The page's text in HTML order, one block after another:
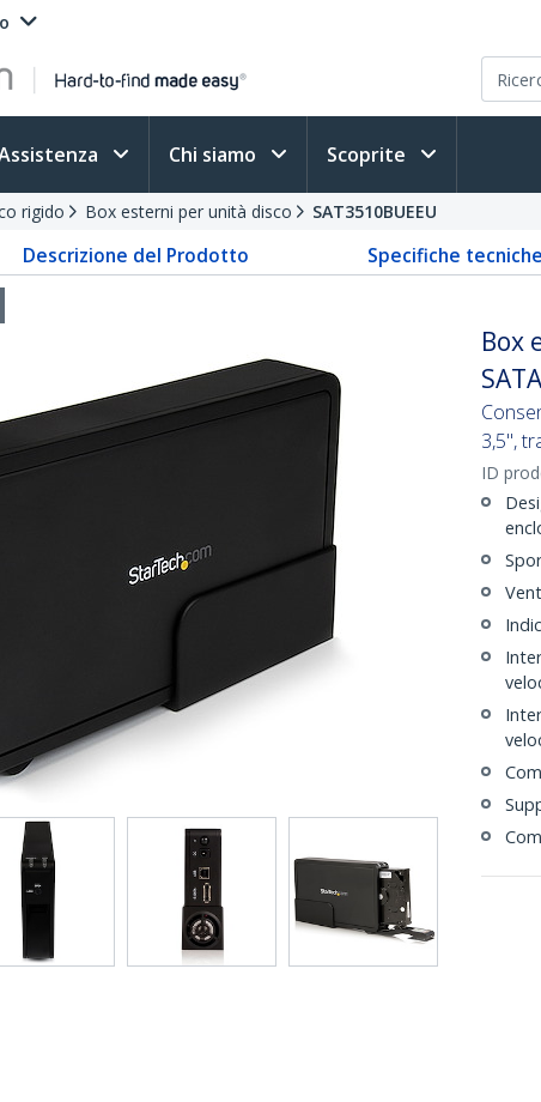
Chi siamo Scoprite
rigido Box esterni per unità disco SAT3510BUEEU
Descrizione del Prodotto Specifiche tecniche
Box
3,5",
ID